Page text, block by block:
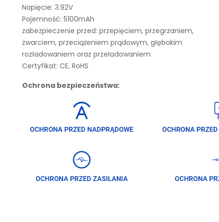
Napięcie: 3.92V
Pojemność: 5100mAh
zabezpieczenie przed: przepięciem, przegrzaniem,
zwarciem, przeciążeniem prądowym, głębokim
rozładowaniem oraz przeładowaniem
Certyfikat: CE, RoHS
Ochrona bezpieczeństwa: